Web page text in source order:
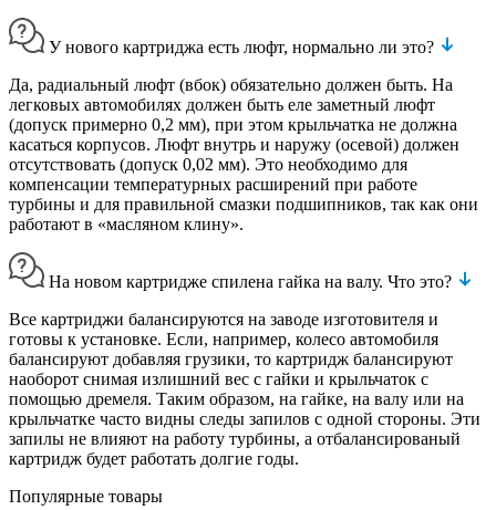
У нового картриджа есть люфт, нормально ли это?
Да, радиальный люфт (вбок) обязательно должен быть. На
легковых автомобилях должен быть еле заметный люфт
(допуск примерно 0,2 мм), при этом крыльчатка не должна
касаться корпусов. Люфт внутрь и наружу (осевой) должен
отсутствовать (допуск 0,02 мм). Это необходимо для
компенсации температурных расширений при работе
турбины и для правильной смазки подшипников, так как они
работают в «масляном клину».
На новом картридже спилена гайка на валу. Что это?
Все картриджи балансируются на заводе изготовителя и
готовы к установке. Если, например, колесо автомобиля
балансируют добавляя грузики, то картридж балансируют
наоборот снимая излишний вес с гайки и крыльчаток с
помощью дремеля. Таким образом, на гайке, на валу или на
крыльчатке часто видны следы запилов с одной стороны. Эти
запилы не влияют на работу турбины, а отбалансированый
картридж будет работать долгие годы.
Популярные товары